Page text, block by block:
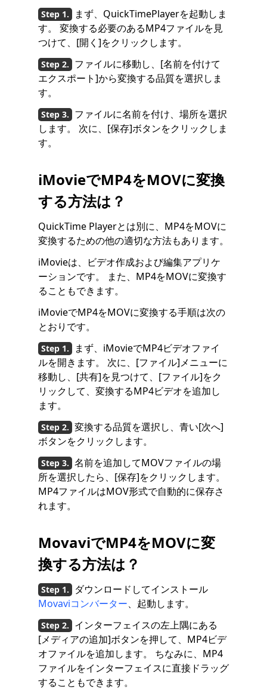
まず、QuickTimePlayerを起動しま
す。 変換する必要のあるMP4ファイルを見
つけて、[開く]をクリックします。
ファイルに移動し、[名前を付けて
エクスポート]から変換する品質を選択しま
す。
ファイルに名前を付け、場所を選択
します。 次に、[保存]ボタンをクリックしま
す。
iMovieでMP4をMOVに変換
する方法は？
QuickTime Playerとは別に、MP4をMOVに
変換するための他の適切な方法もあります。
iMovieは、ビデオ作成および編集アプリケ
ーションです。 また、MP4をMOVに変換す
ることもできます。
iMovieでMP4をMOVに変換する手順は次の
とおりです。
まず、iMovieでMP4ビデオファイ
ルを開きます。 次に、[ファイル]メニューに
移動し、[共有]を見つけて、[ファイル]をク
リックして、変換するMP4ビデオを追加し
ます。
変換する品質を選択し、青い[次へ]
ボタンをクリックします。
名前を追加してMOVファイルの場
所を選択したら、[保存]をクリックします。
MP4ファイルはMOV形式で自動的に保存さ
れます。
MovaviでMP4をMOVに変
換する方法は？
ダウンロードしてインストール
Movaviコンバーター、起動します。
インターフェイスの左上隅にある
[メディアの追加]ボタンを押して、MP4ビデ
オファイルを追加します。 ちなみに、MP4
ファイルをインターフェイスに直接ドラッグ
することもできます。